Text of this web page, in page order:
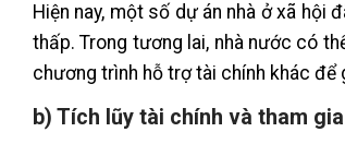
Hiện nay, một số dự án nhà ở xã
thấp. Trong tương lai, nhà nước có
chương trình hỗ trợ tài chính khác
b) Tích lũy tài chính và tham